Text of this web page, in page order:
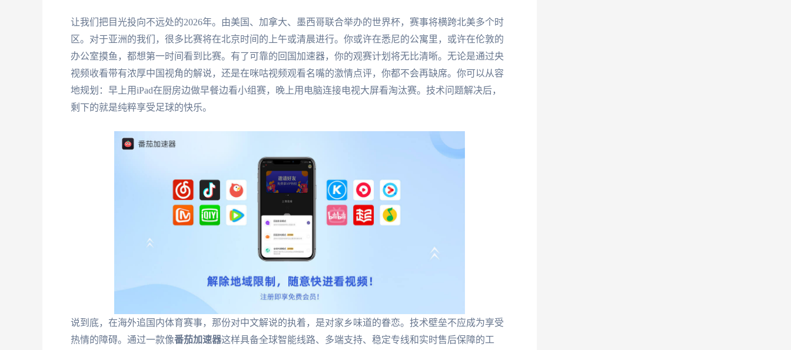
让我们把目光投向不远处的2026年。由美国、加拿大、墨西哥联合举办的世界杯，赛事将横跨北美多个时
区。对于亚洲的我们，很多比赛将在北京时间的上午或清晨进行。你或许在悉尼的公寓里，或许在伦敦的
办公室摸鱼，都想第一时间看到比赛。有了可靠的回国加速器，你的观赛计划将无比清晰。无论是通过央
视频收看带有浓厚中国视角的解说，还是在咪咕视频观看名嘴的激情点评，你都不会再缺席。你可以从容
地规划：早上用iPad在厨房边做早餐边看小组赛，晚上用电脑连接电视大屏看淘汰赛。技术问题解决后，
剩下的就是纯粹享受足球的快乐。
说到底，在海外追国内体育赛事，那份对中文解说的执着，是对家乡味道的眷恋。技术壁垒不应成为享受
热情的障碍。通过一款像番茄加速器这样具备全球智能线路、多端支持、稳定专线和实时售后保障的工